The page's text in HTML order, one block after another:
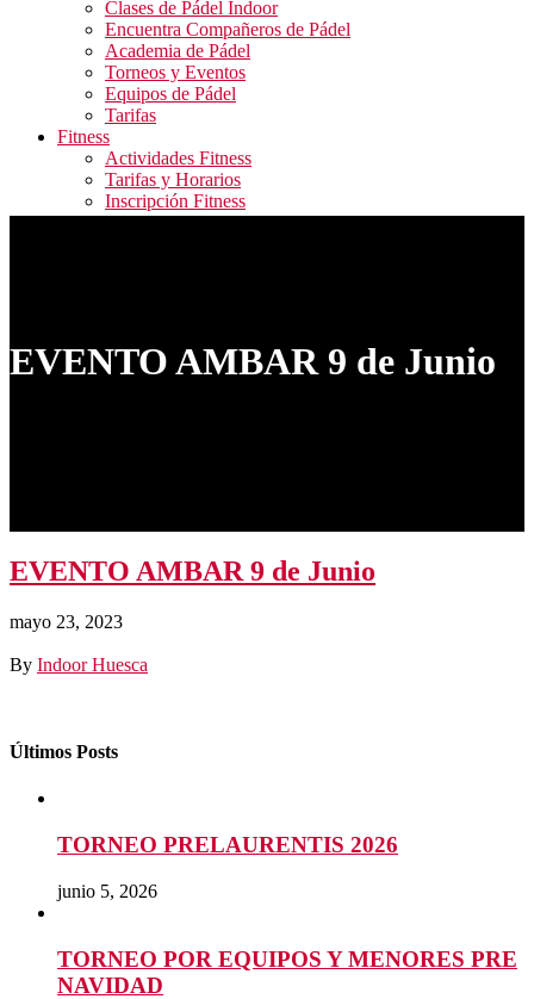
Clases de Pádel Indoor
Encuentra Compañeros de Pádel
Academia de Pádel
Torneos y Eventos
Equipos de Pádel
Tarifas
Fitness
Actividades Fitness
Tarifas y Horarios
Inscripción Fitness
Blog
EVENTO AMBAR 9 de Junio
EVENTO AMBAR 9 de Junio
mayo 23, 2023
By Indoor Huesca
Últimos Posts
TORNEO PRELAURENTIS 2026
junio 5, 2026
TORNEO POR EQUIPOS Y MENORES PRE
NAVIDAD